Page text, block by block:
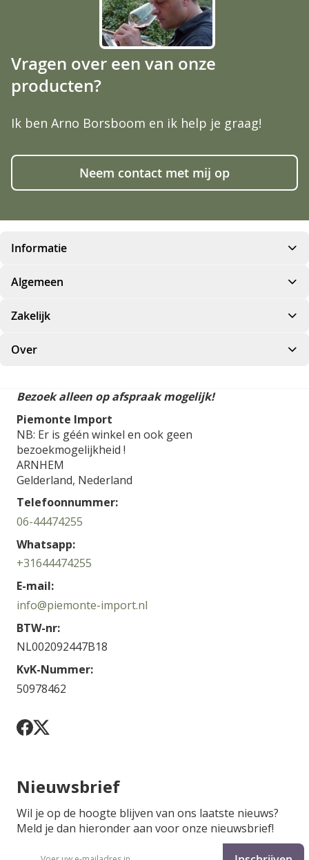
Vragen over een van onze
producten?
Ik ben Arno Borsboom en ik help je graag!
Neem contact met mij op
Informatie
Algemeen
Zakelijk
Over
Bezoek alleen op afspraak mogelijk!
Piemonte Import
NB: Er is géén winkel en ook geen
bezoekmogelijkheid !
ARNHEM
Gelderland, Nederland
Telefoonnummer:
06-44474255
Whatsapp:
+31644474255
E-mail:
info@piemonte-import.nl
BTW-nr:
NL002092447B18
KvK-Nummer:
50978462
Nieuwsbrief
Wil je op de hoogte blijven van ons laatste nieuws?
Meld je dan hieronder aan voor onze nieuwsbrief!